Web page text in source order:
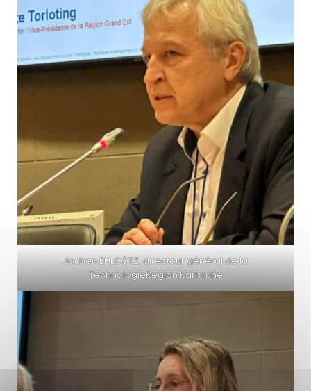
Jochen EHLGÖTZ, directeur général de la
TechnologieRegion Karlsruhe